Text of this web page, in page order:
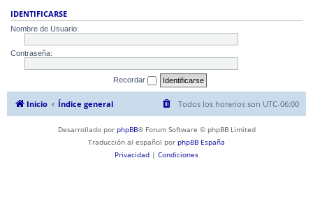
IDENTIFICARSE
Nombre de Usuario:
Contraseña:
Recordar
Inicio Índice general Todos los horarios son UTC-06:00
Desarrollado por phpBB® Forum Software © phpBB Limited
Traducción al español por phpBB España
Privacidad | Condiciones